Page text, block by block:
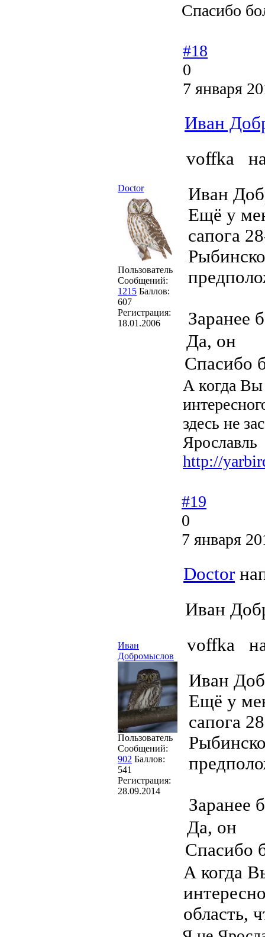
Спасибо
Doctor
Пользователь
Сообщений:
1215 Баллов:
607
Регистрация:
18.01.2006
#18
0
7 января
Иван
voffka
Иван
Ещё у
сапога
Заранее
Да, он
Спасибо
А когда
здесь не
Ярославль
http://
Иван
Добромыслов
Пользователь
Сообщений:
902 Баллов:
541
Регистрация:
28.09.2014
#19
0
7 января
Doctor
Иван
voffka
Иван
Ещё у
сапога
Заранее
Да, он
Спасибо
А когда
область,